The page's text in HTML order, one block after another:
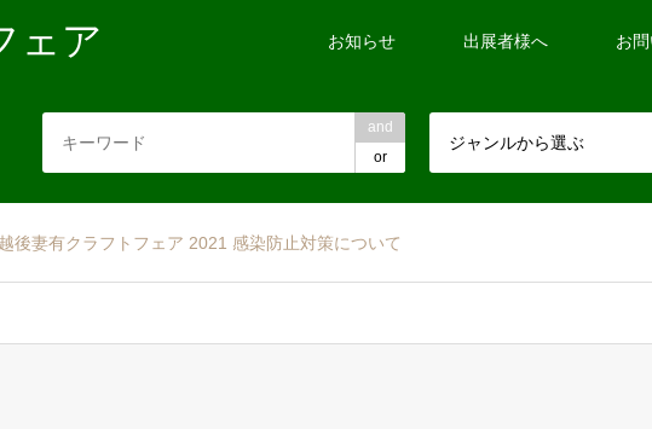
ェア お知らせ 出展者様へ お
and
or
ジャンルから選ぶ
後妻有クラフトフェア 2021 感染防止対策について